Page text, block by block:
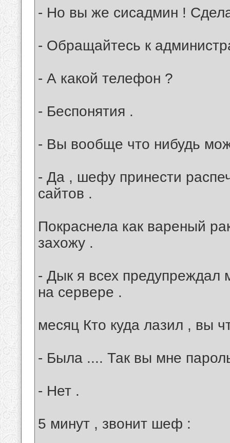
- Но вы же сисадмин !
- Обращайтесь к
- А какой телефон ?
- Беспонятия .
- Вы вообще что нибудь
- Да , шефу принести
сайтов .
Покраснела как вареный
захожу .
- Дык я всех предупреждал
на сервере .
месяц Кто куда лазил , вы
- Была .... Так вы мне
- Нет .
5 минут , звонит шеф :